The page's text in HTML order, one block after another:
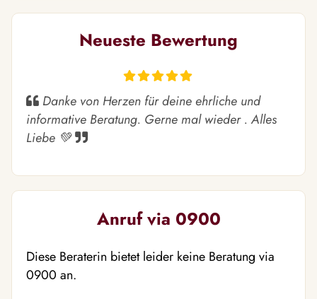
Neueste Bewertung
Danke von Herzen für deine ehrliche und
informative Beratung. Gerne mal wieder . Alles
Liebe 💚
Anruf via 0900
Diese Beraterin bietet leider keine Beratung via
0900 an.